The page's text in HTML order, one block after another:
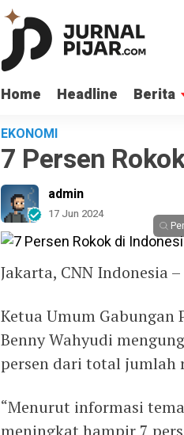
Home Headline Berita
Home Headline Berita
EKONOMI
7 Persen
admin
17 Jun 2024
Jakarta, CNN Indonesia –
Ketua Umum Gabungan
Benny Wahyudi
persen dari total jumlah
“Menurut informasi
meningkat hampir 7